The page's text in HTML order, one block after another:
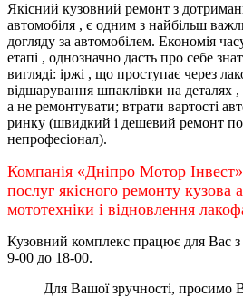
Якісний кузовний ремонт з
автомобіля , є одним з найбільш
догляду за автомобілем. Економія
етапі , однозначно дасть про себе
вигляді: іржі , що проступає через
відшарування шпаклівки на деталях ,
а не ремонтувати; втрати вартості
ринку (швидкий і дешевий ремонт
непрофесіонал).
Компанія «Дніпро Мотор
послуг якісного ремонту кузова
мототехніки і відновлення
Кузовний комплекс працює для Вас з
9-00 до 18-00.
Для Вашої зручності, просимо